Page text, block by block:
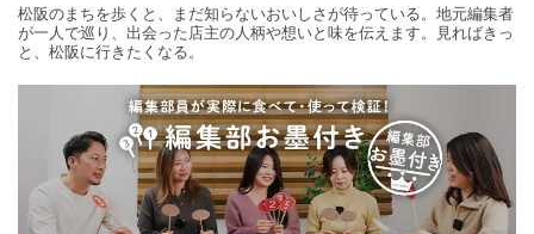
松阪のまちを歩くと、まだ知らないおいしさが待っている。地元編集者
が一人で巡り、出会った店主の人柄や想いと味を伝えます。見ればきっ
と、松阪に行きたくなる。